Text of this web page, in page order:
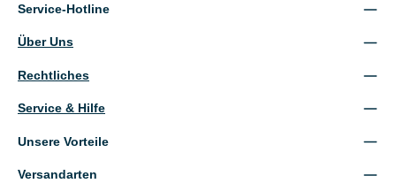
Service-Hotline
Über Uns
Rechtliches
Service & Hilfe
Unsere Vorteile
Versandarten